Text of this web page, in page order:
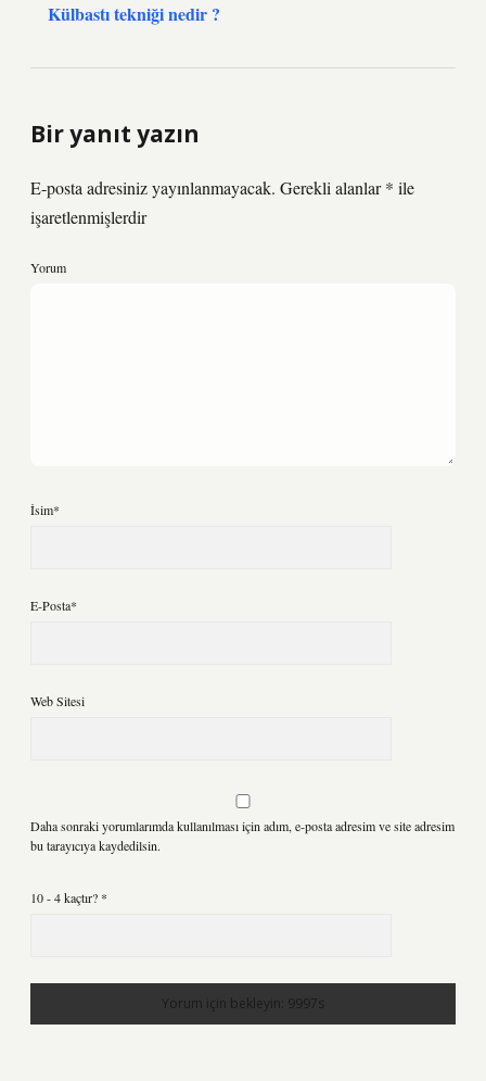
Külbastı tekniği nedir ?
Bir yanıt yazın
E-posta adresiniz yayınlanmayacak. Gerekli alanlar* ile
işaretlenmişlerdir
Yorum
İsim*
E-Posta*
Web Sitesi
Daha sonraki yorumlarımda kullanılması için adım, e-posta adresim ve site adresim
bu tarayıcıya kaydedilsin.
10 - 4 kaçtır? *